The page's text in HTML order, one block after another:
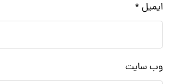
ایمیل *
وب‌ سایت